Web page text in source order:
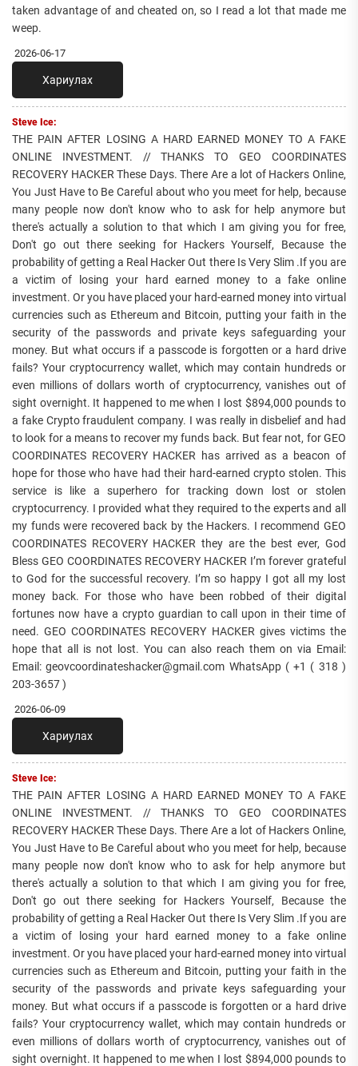
taken advantage of and cheated on, so I read a lot that made me
weep.
2026-06-17
Хариулах
Steve Ice:
THE PAIN AFTER LOSING A HARD EARNED MONEY TO A FAKE
ONLINE INVESTMENT. // THANKS TO GEO COORDINATES
RECOVERY HACKER These Days. There Are a lot of Hackers Online,
You Just Have to Be Careful about who you meet for help, because
many people now don't know who to ask for help anymore but
there's actually a solution to that which I am giving you for free,
Don't go out there seeking for Hackers Yourself, Because the
probability of getting a Real Hacker Out there Is Very Slim .If you are
a victim of losing your hard earned money to a fake online
investment. Or you have placed your hard-earned money into virtual
currencies such as Ethereum and Bitcoin, putting your faith in the
security of the passwords and private keys safeguarding your
money. But what occurs if a passcode is forgotten or a hard drive
fails? Your cryptocurrency wallet, which may contain hundreds or
even millions of dollars worth of cryptocurrency, vanishes out of
sight overnight. It happened to me when I lost $894,000 pounds to
a fake Crypto fraudulent company. I was really in disbelief and had
to look for a means to recover my funds back. But fear not, for GEO
COORDINATES RECOVERY HACKER has arrived as a beacon of
hope for those who have had their hard-earned crypto stolen. This
service is like a superhero for tracking down lost or stolen
cryptocurrency. I provided what they required to the experts and all
my funds were recovered back by the Hackers. I recommend GEO
COORDINATES RECOVERY HACKER they are the best ever, God
Bless GEO COORDINATES RECOVERY HACKER I’m forever grateful
to God for the successful recovery. I’m so happy I got all my lost
money back. For those who have been robbed of their digital
fortunes now have a crypto guardian to call upon in their time of
need. GEO COORDINATES RECOVERY HACKER gives victims the
hope that all is not lost. You can also reach them on via Email:
Email: geovcoordinateshacker@gmail.com WhatsApp ( +1 ( 318 )
203-3657 )
2026-06-09
Хариулах
Steve Ice:
THE PAIN AFTER LOSING A HARD EARNED MONEY TO A FAKE
ONLINE INVESTMENT. // THANKS TO GEO COORDINATES
RECOVERY HACKER These Days. There Are a lot of Hackers Online,
You Just Have to Be Careful about who you meet for help, because
many people now don't know who to ask for help anymore but
there's actually a solution to that which I am giving you for free,
Don't go out there seeking for Hackers Yourself, Because the
probability of getting a Real Hacker Out there Is Very Slim .If you are
a victim of losing your hard earned money to a fake online
investment. Or you have placed your hard-earned money into virtual
currencies such as Ethereum and Bitcoin, putting your faith in the
security of the passwords and private keys safeguarding your
money. But what occurs if a passcode is forgotten or a hard drive
fails? Your cryptocurrency wallet, which may contain hundreds or
even millions of dollars worth of cryptocurrency, vanishes out of
sight overnight. It happened to me when I lost $894,000 pounds to